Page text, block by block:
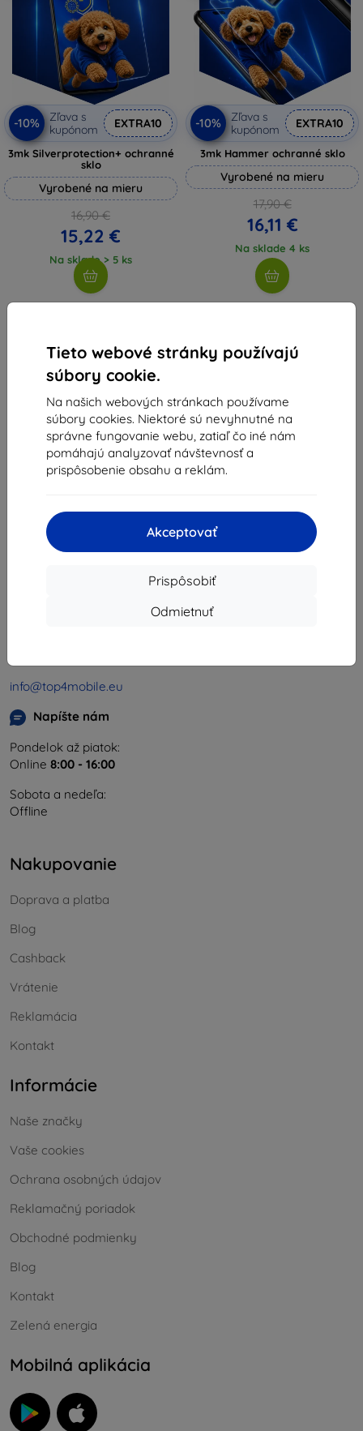
Tieto webové stránky používajú
súbory cookie.
Na našich webových stránkach používame
súbory cookies. Niektoré sú nevyhnutné na
správne fungovanie webu, zatiaľ čo iné nám
pomáhajú analyzovať návštevnosť a
prispôsobenie obsahu a reklám.
Akceptovať
Prispôsobiť
Odmietnuť
-10%
Zľava s
kupónom
EXTRA10
3mk Silverprotection+ ochranné
sklo
Vyrobené na mieru
16,90 €
15,22 €
Na sklade > 5 ks
-10%
Zľava s
kupónom
EXTRA10
3mk Hammer ochranné sklo
Vyrobené na mieru
17,90 €
16,11 €
Na sklade 4 ks
z celkom 4.
Shield-Sk s.r.o.
Ulica Rudolfa Mocka 3750/2A
841 04 Bratislava
info@top4mobile.eu
Napíšte nám
Pondelok až piatok:
Online 8:00 - 16:00
Sobota a nedeľa:
Offline
Nakupovanie
Doprava a platba
Blog
Cashback
Vrátenie
Reklamácia
Kontakt
Informácie
Naše značky
Vaše cookies
Ochrana osobných údajov
Reklamačný poriadok
Obchodné podmienky
Blog
Kontakt
Zelená energia
Mobilná aplikácia